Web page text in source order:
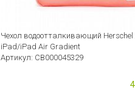
Чехол водоотталкивающий Herschel
iPad/iPad Air Gradient
Артикул: CB000045329